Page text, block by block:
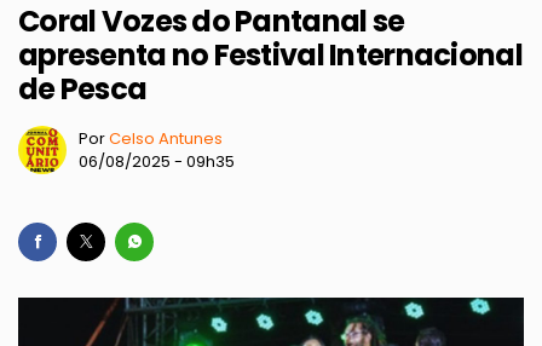
Coral Vozes do Pantanal se
apresenta no Festival Internacional
de Pesca
PorCelso Antunes
06/08/2025 - 09h35